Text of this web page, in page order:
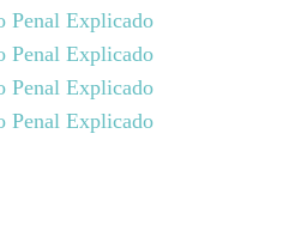
Penal Explicado
Penal Explicado
Penal Explicado
Penal Explicado